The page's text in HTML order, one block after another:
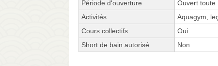
Période d'ouverture
Ouvert toute
Activités
Aquagym,
Cours collectifs
Oui
Short de bain autorisé
Non